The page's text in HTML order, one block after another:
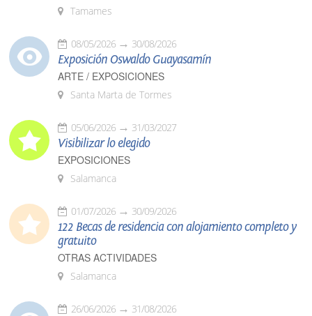
Tamames
08/05/2026 30/08/2026
Exposición Oswaldo Guayasamín
ARTE / EXPOSICIONES
Santa Marta de Tormes
05/06/2026 31/03/2027
Visibilizar lo elegido
EXPOSICIONES
Salamanca
01/07/2026 30/09/2026
122 Becas de residencia con alojamiento completo y
gratuito
OTRAS ACTIVIDADES
Salamanca
26/06/2026 31/08/2026